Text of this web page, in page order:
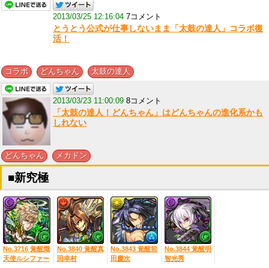
2013/03/25 12:16:04 7コメント
とうとう公式が仕事しないまま「太鼓の達人」コラボ復
活！
コラボ どんちゃん 太鼓の達人
2013/03/23 11:00:09 8コメント
「太鼓の達人！どんちゃん」はどんちゃんの進化系かも
しれない
どんちゃん メカドン
■新究極
No.3716 覚醒熾
天使ルシファー
No.3840 覚醒真
田幸村
No.3843 覚醒前
田慶次
No.3844 覚醒明
智光秀